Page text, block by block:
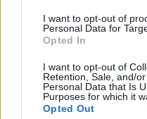
I want to opt-out of
Personal Data for
Opted In
I want to opt-out of
Retention, Sale, and/
Personal Data that Is
Purposes for which it
Opted Out
LIITTYVÄT ARTIKKELIT
Leijonat
Aleksander
kaukaloon